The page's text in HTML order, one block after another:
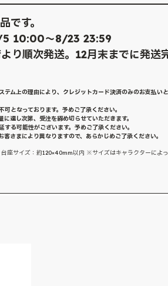
です。
10:00～8/23 23:59
り順次発送。12月末までに発送
ム上の理由により、クレジットカード決済のみのお支払い
となっております。予めご了承ください。
達し次第、受注を締め切らせていただきます。
る可能性がございます。予めご了承ください。
さまにより異なりますので、あらかじめご了承ください。
台座サイズ：約120×40mm以内 ※サイズはキャラクターによ